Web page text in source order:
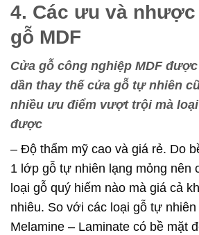
4. Các ưu và
gỗ MDF
Cửa gỗ công nghiệp MDF
dần thay thế cửa gỗ tự nhiên
nhiều ưu điểm vượt trội mà
được
– Độ thẩm mỹ cao và giá rẻ. Do
1 lớp gỗ tự nhiên lạng mỏng nên
loại gỗ quý hiếm nào mà giá cả
nhiêu. So với các loại gỗ tự
Melamine – Laminate có bề mặt